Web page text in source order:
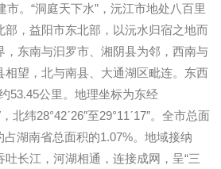
市。“洞庭天下水”，沅江市地处八百里
部，益阳市东北部，以沅水归宿之地而
，东南与汩罗市、湘阴县为邻，西南与
相望，北与南县、大通湖区毗连。东西
53.45公里。地理坐标为东经
，北纬28°42ˊ26″至29°11ˊ17″。全市总面
湖南省总面积的1.07%。地域接纳
长江，河湖相通，连接成网，呈“三